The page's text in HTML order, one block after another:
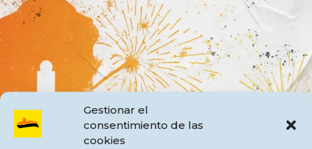
Gestionar el
consentimiento de las
cookies